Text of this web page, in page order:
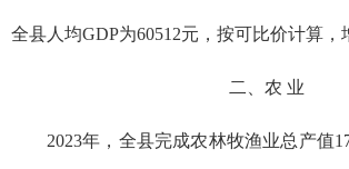
全县人均GDP为60512元，按可比价计算，
二、农 业
2023年，全县完成农林牧渔业总产值